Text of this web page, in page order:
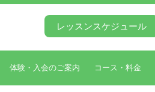
レッスンスケジュール
体験・入会のご案内 コース・料金